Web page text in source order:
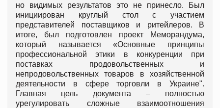
но видимых результатов это не принесло. Был
инициирован круглый стол с участием
представителей поставщиков и ритейлеров. В
итоге, был подготовлен проект Меморандума,
который называется «Основные принципы
профессиональной этики в конкуренции при
поставках продовольственных и
непродовольственных товаров в хозяйственной
деятельности в сфере торговли в Украине".
Главная цель документа – полностью
урегулировать сложные взаимоотношения